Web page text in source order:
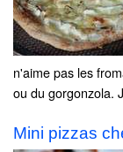
n'aime pas les
ou du gorgonzola.
Mini pizzas